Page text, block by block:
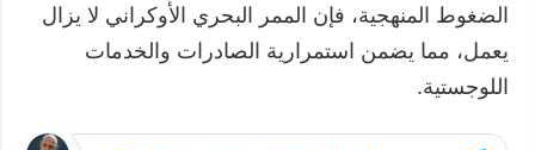
الضغوط المنهجية، فإن الممر البحري الأوكراني لا يزال
يعمل، مما يضمن استمرارية الصادرات والخدمات
اللوجستية.